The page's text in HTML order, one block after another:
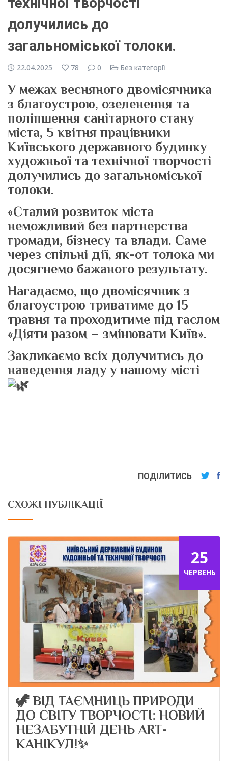
долучились до
загальноміської толоки.
22.04.2025 78 0 Без категорії
У межах весняного двомісячника
з благоустрою, озеленення та
поліпшення санітарного стану
міста, 5 квітня працівники
Київського державного будинку
художньої та технічної творчості
долучились до загальноміської
толоки.
«Сталий розвиток міста
неможливий без партнерства
громади, бізнесу та влади. Саме
через спільні дії, як-от толока ми
досягнемо бажаного результату.
Нагадаємо, що двомісячник з
благоустрою триватиме до 15
травня та проходитиме під гаслом
«Діяти разом – змінювати Київ».
Закликаємо всіх долучитись до
наведення ладу у нашому місті
ПОДІЛИТИСЬ
СХОЖІ ПУБЛІКАЦІЇ
🦖 ВІД ТАЄМНИЦЬ ПРИРОДИ
ДО СВІТУ ТВОРЧОСТІ: НОВИЙ
НЕЗАБУТНІЙ ДЕНЬ ART-
КАНІКУЛ!✨
25
ЧЕРВЕНЬ